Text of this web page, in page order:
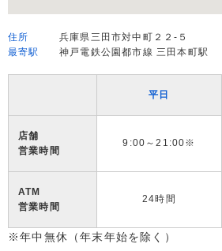
住所
兵庫県三田市対中町２２-５
最寄駅
神戸電鉄公園都市線 三田本町駅
平日
店舗
営業時間
9:00～21:00※
ATM
営業時間
24時間
※年中無休（年末年始を除く）